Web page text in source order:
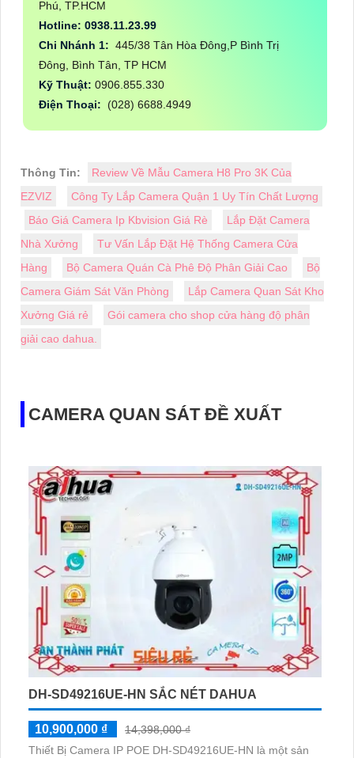
Phú, TP.HCM
Hotline: 0938.11.23.99
Chi Nhánh 1: 445/38 Tân Hòa Đông,P Bình Trị
Đông, Bình Tân, TP HCM
Kỹ Thuật: 0906.855.330
Điện Thoại: (028) 6688.4949
Thông Tin:
Review Về Mẫu Camera H8 Pro 3K Của
EZVIZ
Công Ty Lắp Camera Quận 1 Uy Tín Chất Lượng
Báo Giá Camera Ip Kbvision Giá Rè
Lắp Đặt Camera
Nhà Xưởng
Tư Vấn Lắp Đặt Hệ Thống Camera Cửa
Hàng
Bộ Camera Quán Cà Phê Độ Phân Giải Cao
Bộ
Camera Giám Sát Văn Phòng
Lắp Camera Quan Sát Kho
Xưởng Giá rẻ
Gói camera cho shop cửa hàng độ phân
giải cao dahua.
CAMERA QUAN SÁT ĐỀ XUẤT
DH-SD49216UE-HN SẮC NÉT DAHUA
10,900,000 ₫
14,398,000 ₫
Thiết Bị Camera IP POE DH-SD49216UE-HN là một sản